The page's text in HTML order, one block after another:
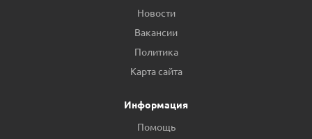
Новости
Вакансии
Политика
Карта сайта
Информация
Помощь